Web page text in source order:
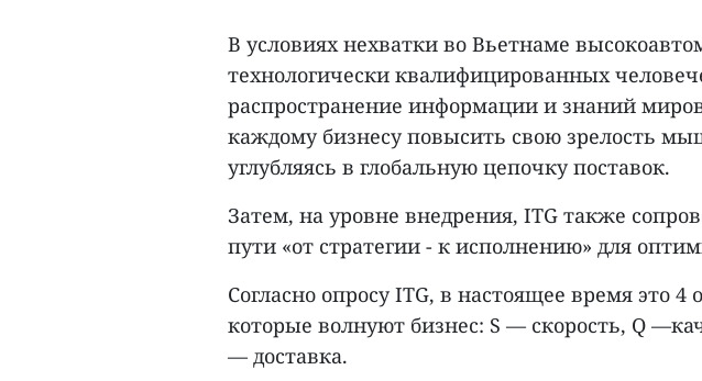
В условиях нехватки во Вьетнаме
технологически квалифицированных
распространение информации и знаний
каждому бизнесу повысить свою зрелость
углубляясь в глобальную цепочку поставок.
Затем, на уровне внедрения, ITG также
пути «от стратегии - к исполнению» для
Согласно опросу ITG, в настоящее время это 4
которые волнуют бизнес: S — скорость, Q
— доставка.